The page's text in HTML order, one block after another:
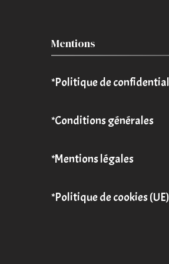
Mentions
*Politique de
*Conditions générales
*Mentions légales
*Politique de cookies (UE)